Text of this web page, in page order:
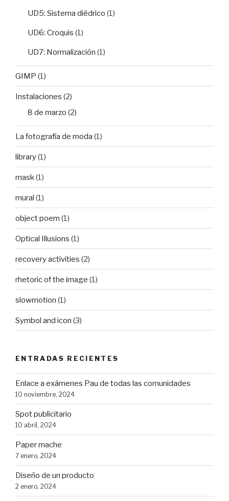
UD5: Sistema diédrico (1)
UD6: Croquis (1)
UD7: Normalización (1)
GIMP (1)
Instalaciones (2)
8 de marzo (2)
La fotografía de moda (1)
library(1)
mask (1)
mural (1)
object poem (1)
Optical Illusions (1)
recovery activities (2)
rhetoric of the image (1)
slowmotion (1)
Symbol and icon (3)
ENTRADAS RECIENTES
Enlace a exámenes Pau de todas las comunidades
10 noviembre, 2024
Spot publicitario
10 abril, 2024
Paper mache
7 enero, 2024
Diseño de un producto
2 enero, 2024